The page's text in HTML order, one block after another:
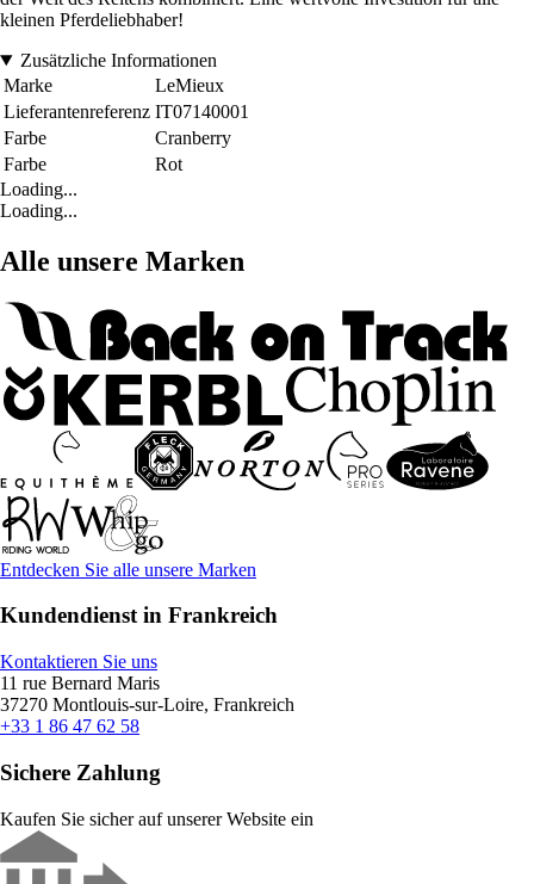
kleinen Pferdeliebhaber!
Zusätzliche Informationen
Marke
LeMieux
Lieferantenreferenz IT07140001
Farbe
Cranberry
Farbe
Rot
Loading...
Loading...
Alle unsere Marken
Entdecken Sie alle unsere Marken
Kundendienst in Frankreich
Kontaktieren Sie uns
11 rue Bernard Maris
37270 Montlouis-sur-Loire, Frankreich
+33 1 86 47 62 58
Sichere Zahlung
Kaufen Sie sicher auf unserer Website ein